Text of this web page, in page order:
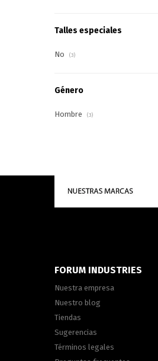
Talles especiales
No (3)
Género
Hombre (3)
FORUM INDUSTRIES
Nuestra empresa
Nuestro blog
Tiendas
Sugerencias
Términos legales